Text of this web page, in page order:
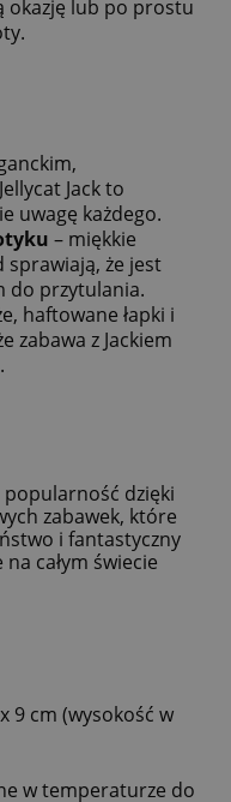
okazję lub po prostu
Jack to
uwagę każdego.
– miękkie
sprawiają, że jest
do przytulania.
haftowane łapki i
zabawa z Jackiem
popularność dzięki
zabawek, które
i fantastyczny
całym świecie
9 cm (wysokość w
w temperaturze do